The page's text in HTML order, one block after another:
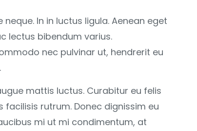
In in luctus ligula. Aenean eget
lectus bibendum varius.
nec pulvinar ut, hendrerit eu
mattis luctus. Curabitur eu felis
facilisis rutrum. Donec dignissim eu
mi ut mi condimentum, at